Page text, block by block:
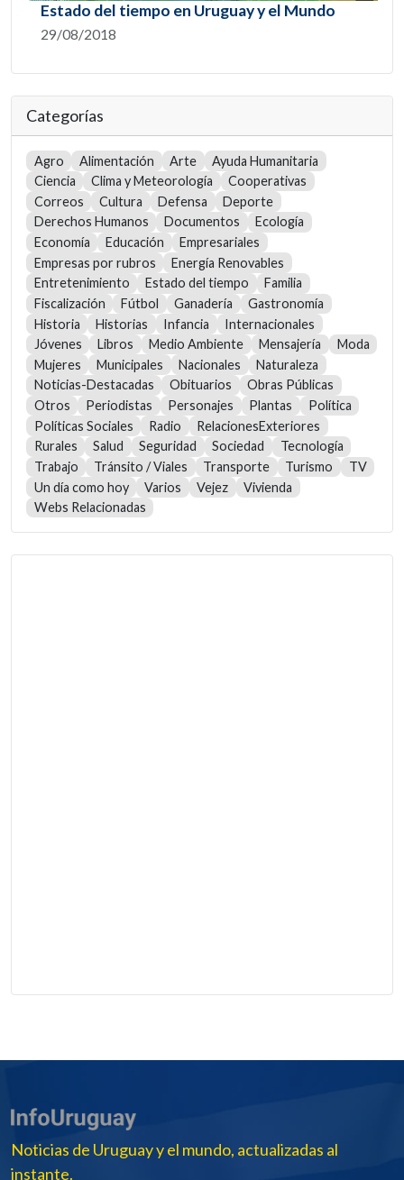
Estado del tiempo en Uruguay y el Mundo
29/08/2018
Categorías
Agro Alimentación Arte
Ayuda Humanitaria
Ciencia
Clima y Meteorología
Cooperativas
Correos
Cultura Defensa
Deporte
Derechos Humanos
Documentos
Ecología
Economía
Educación
Empresariales
Empresas por rubros
Energía Renovables
Entretenimiento
Estado del tiempo
Familia
Fiscalización
Fútbol Ganadería
Gastronomía
Historia
Historias Infancia
Internacionales
Jóvenes
Libros Medio Ambiente Mensajería
Moda
Mujeres
Municipales Nacionales
Naturaleza
Noticias-Destacadas
Obituarios
Obras Públicas
Otros
Periodistas Personajes Plantas
Política
Políticas Sociales
Radio
RelacionesExteriores
Rurales
Salud Seguridad Sociedad
Tecnología
Trabajo
Tránsito / Viales Transporte Turismo
TV
Un día como hoy
Varios Vejez
Vivienda
Webs Relacionadas
Noticias de Uruguay y el mundo, actualizadas al
instante.